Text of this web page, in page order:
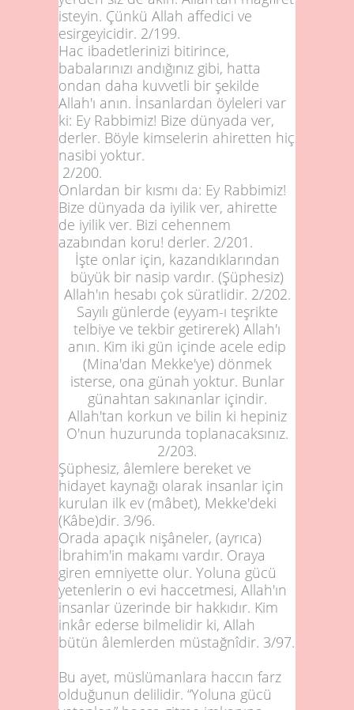
isteyin. Çünkü Allah affedici ve
esirgeyicidir. 2/199.
Hac ibadetlerinizi bitirince,
babalarınızı andığınız gibi, hatta
ondan daha kuvvetli bir şekilde
Allah'ı anın. İnsanlardan öyleleri var
ki: Ey Rabbimiz! Bize dünyada ver,
derler. Böyle kimselerin ahiretten hiç
nasibi yoktur.
2/200.
Onlardan bir kısmı da: Ey Rabbimiz!
Bize dünyada da iyilik ver, ahirette
de iyilik ver. Bizi cehennem
azabından koru! derler. 2/201 .
İşte onlar için, kazandıklarından
büyük bir nasip vardır. (Şüphesiz)
Allah'ın hesabı çok süratlidir. 2/202.
Sayılı günlerde (eyyam-ı teşrikte
telbiye ve tekbir getirerek) Allah'ı
anın. Kim iki gün içinde acele edip
(Mina'dan Mekke'ye) dönmek
isterse, ona günah yoktur. Bunlar
günahtan sakınanlar içindir.
Allah'tan korkun ve bilin ki hepiniz
O'nun huzurunda toplanacaksınız.
2/203.
Şüphesiz, âlemlere bereket ve
hidayet kaynağı olarak insanlar için
kurulan ilk ev (mâbet), Mekke'deki
(Kâbe)dir. 3/96.
Orada apaçık nişâneler, (ayrıca)
İbrahim'in makamı vardır. Oraya
giren emniyette olur. Yoluna gücü
yetenlerin o evi haccetmesi, Allah'ın
insanlar üzerinde bir hakkıdır. Kim
inkâr ederse bilmelidir ki, Allah
bütün âlemlerden müstağnîdir. 3/97.
Bu ayet, müslümanlara haccın farz
olduğunun delilidir. “Yoluna gücü